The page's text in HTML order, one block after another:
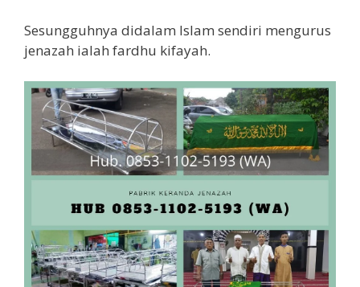
Sesungguhnya didalam Islam sendiri mengurus
jenazah ialah fardhu kifayah.